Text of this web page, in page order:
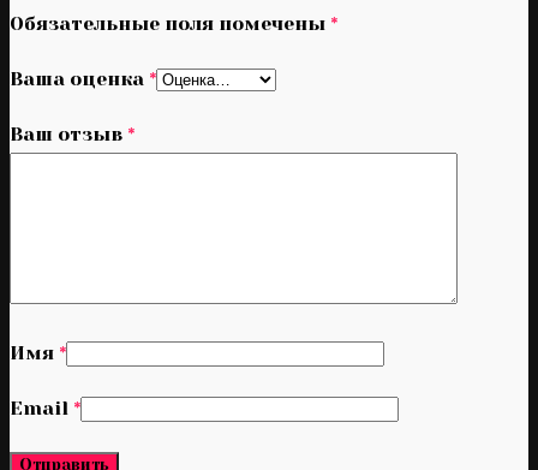
Обязательные поля помечены *
Ваша оценка *
Ваш отзыв *
Имя *
Email *